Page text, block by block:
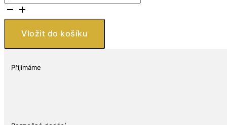
Mint
Stříbrná
mince
Tunes
Tweety
Samoa
Vložit do košíku
Přijímáme